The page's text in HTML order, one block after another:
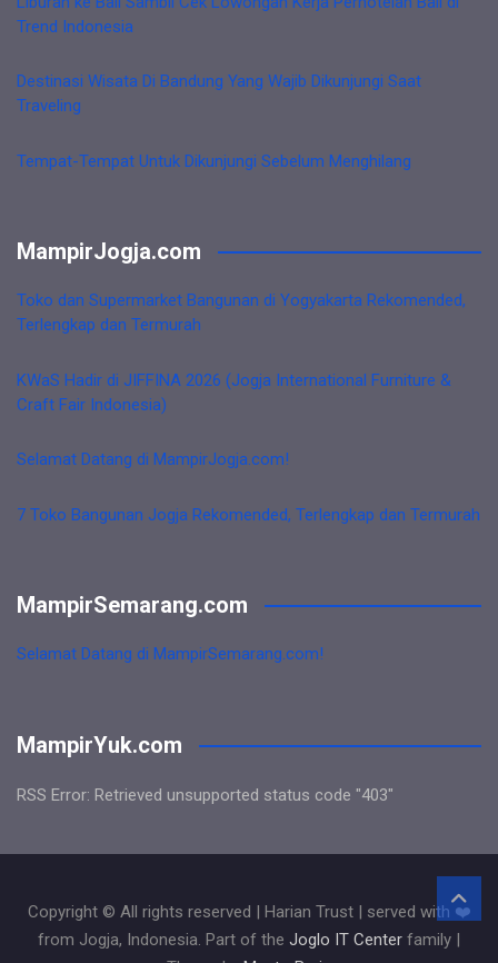
Trend Indonesia
Destinasi Wisata Di Bandung Yang Wajib Dikunjungi Saat
Traveling
Tempat-Tempat Untuk Dikunjungi Sebelum Menghilang
MampirJogja.com
Toko dan Supermarket Bangunan di Yogyakarta Rekomended,
Terlengkap dan Termurah
KWaS Hadir di JIFFINA 2026 (Jogja International Furniture &
Craft Fair Indonesia)
Selamat Datang di MampirJogja.com!
7 Toko Bangunan Jogja Rekomended, Terlengkap dan Termurah
MampirSemarang.com
Selamat Datang di MampirSemarang.com!
MampirYuk.com
RSS Error: Retrieved unsupported status code "403"
Copyright © All rights reserved | Harian Trust | served with ❤️
from Jogja, Indonesia. Part of the Joglo IT Center family |